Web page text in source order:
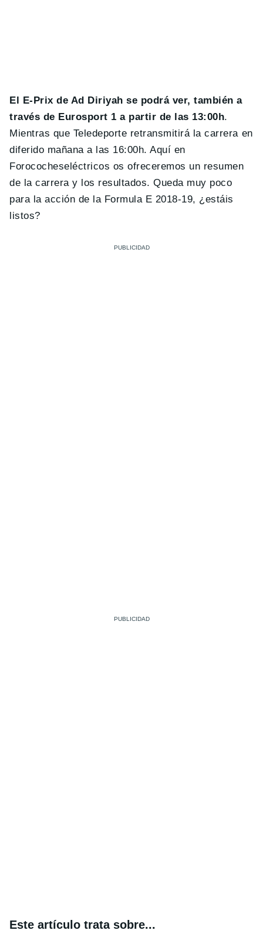
El E-Prix de Ad Diriyah se podrá ver, también a
través de Eurosport 1 a partir de las 13:00h.
Mientras que Teledeporte retransmitirá la carrera en
diferido mañana a las 16:00h. Aquí en
Forococheseléctricos os ofreceremos un resumen
de la carrera y los resultados. Queda muy poco
para la acción de la Formula E 2018-19, ¿estáis
listos?
Este artículo trata sobre...